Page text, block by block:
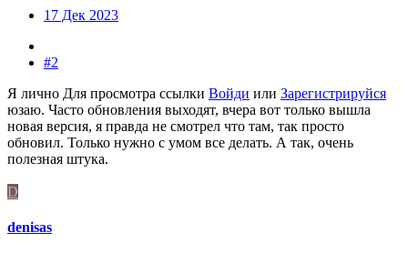
17 Дек 2023
#2
Я лично Для просмотра ссылки Войди или Зарегистрируйся
юзаю. Часто обновления выходят, вчера вот только вышла
новая версия, я правда не смотрел что там, так просто
обновил. Только нужно с умом все делать. А так, очень
полезная штука.
D
denisas